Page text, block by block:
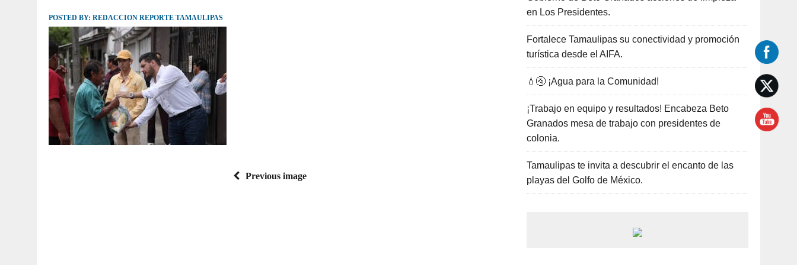
JULIO 30, 2026 | TAMAULIPAS TE INVITA A DESCUBRIR EL ENCANTO DE LAS PLAYAS DEL GOLFO DE MÉXICO.
POSTED BY: REDACCION REPORTE TAMAULIPAS
Previous image
en Los Presidentes.
Fortalece Tamaulipas su conectividad y promoción
turística desde el AIFA.
💧🚰 ¡Agua para la Comunidad!
¡Trabajo en equipo y resultados! Encabeza Beto
Granados mesa de trabajo con presidentes de
colonia.
Tamaulipas te invita a descubrir el encanto de las
playas del Golfo de México.